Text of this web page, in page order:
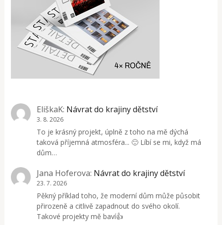
EliškaK: Návrat do krajiny dětství
3. 8. 2026
To je krásný projekt, úplně z toho na mě dýchá
taková příjemná atmosféra... 🙂 Líbí se mi, když má
dům…
Jana Hoferova: Návrat do krajiny dětství
23. 7. 2026
Pěkný příklad toho, že moderní dům může působit
přirozeně a citlivě zapadnout do svého okolí.
Takové projekty mě baví👍